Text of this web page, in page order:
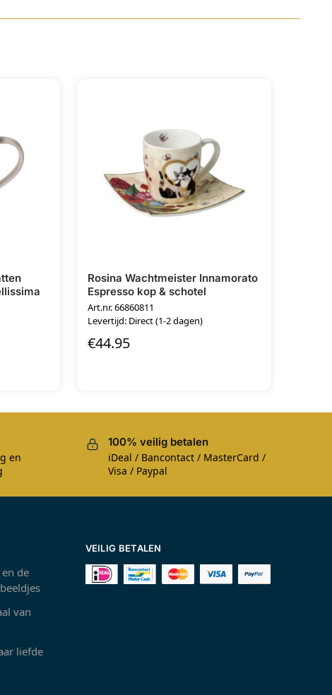
Rosina Wachtmeister Innamorato
Espresso kop & schotel
Art.nr. 66860811
Levertijd: Direct (1-2 dagen)
€44.95
en
100% veilig betalen
iDeal / Bancontact / MasterCard /
Visa / Paypal
de
van
liefde
VEILIG BETALEN